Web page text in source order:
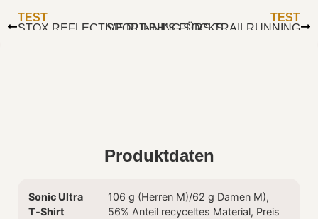
TEST
STOX REFLECTIVE RUNNING SOCKS
TEST
SPORT-BH’S FÜRS TRAILRUNNING
Produktdaten
Sonic Ultra
T‑Shirt
106 g (Herren M)/62 g Damen M),
56% Anteil recyceltes Material, Preis